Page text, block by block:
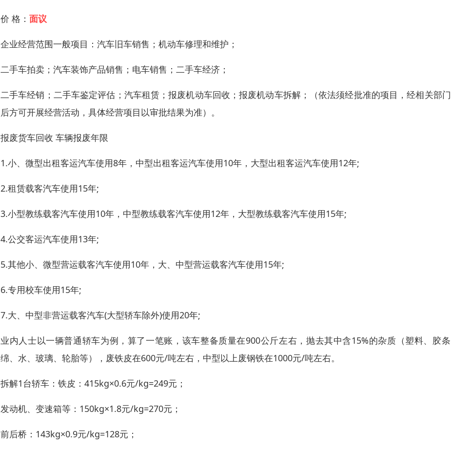
价 格： 面议
企业经营范围一般项目：汽车旧车销售；机动车修理和维护；
二手车拍卖；汽车装饰产品销售；电车销售；二手车经济；
二手车经销；二手车鉴定评估；汽车租赁；报废机动车回收；报废机动车拆解；（依法须经批准的项目，经相关部
后方可开展经营活动，具体经营项目以审批结果为准）。
报废货车回收 车辆报废年限
1.小、微型出租客运汽车使用8年，中型出租客运汽车使用10年，大型出租客运汽车使用12年;
2.租赁载客汽车使用15年;
3.小型教练载客汽车使用10年，中型教练载客汽车使用12年，大型教练载客汽车使用15年;
4.公交客运汽车使用13年;
5.其他小、微型营运载客汽车使用10年，大、中型营运载客汽车使用15年;
6.专用校车使用15年;
7.大、中型非营运载客汽车(大型轿车除外)使用20年;
业内人士以一辆普通轿车为例，算了一笔账，该车整备质量在900公斤左右，抛去其中含15%的杂质（塑料、胶
绵、水、玻璃、轮胎等），废铁皮在600元/吨左右，中型以上废钢铁在1000元/吨左右。
拆解1台轿车：铁皮：415kg×0.6元/kg=249元；
发动机、变速箱等：150kg×1.8元/kg=270元；
前后桥：143kg×0.9元/kg=128元；